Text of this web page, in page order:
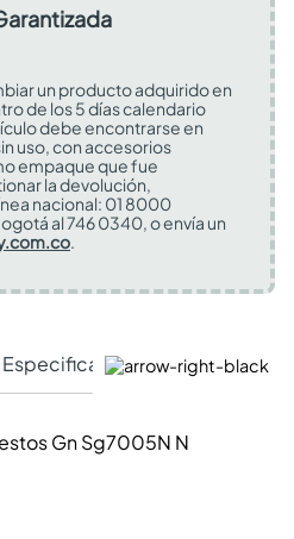
un producto adquirido en
de los 5 días calendario
debe encontrarse en
uso, con accesorios
empaque que fue
la devolución,
nacional: 01 8000
al 746 0340, o envía un
.
Especificaciones Técnicas
Gn Sg7005N N